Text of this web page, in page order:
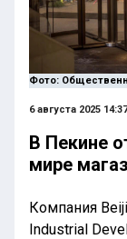
Фото:
6 августа 2025 14:37
В Пекине
мире
Компания
Industrial